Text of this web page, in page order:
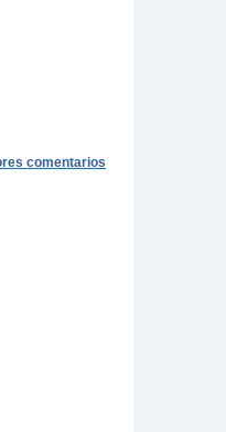
comentarios